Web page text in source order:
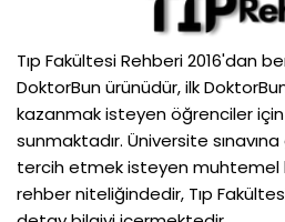
Tıp Fakültesi Rehberi 2016'dan
DoktorBun ürünüdür, ilk
kazanmak isteyen öğrenciler
sunmaktadır. Üniversite
tercih etmek isteyen muhtemel
rehber niteliğindedir, Tıp